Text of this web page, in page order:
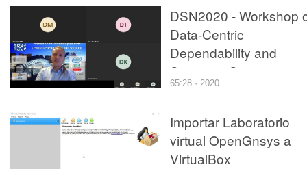
DSN2020 - Workshop
Data-Centric
Dependability and
Security - Session 1 -
Keynote - Worthy of
65:28 · 2020
Importar Laboratorio
virtual OpenGnsys a
VirtualBox